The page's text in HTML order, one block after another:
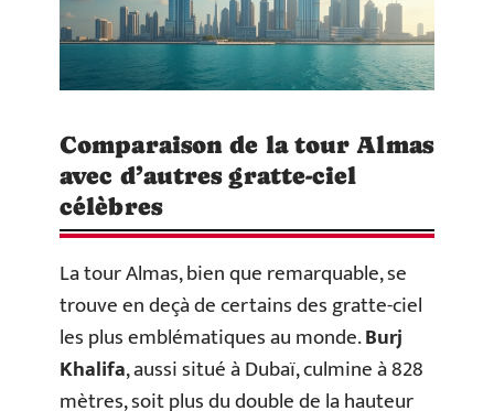
Comparaison de la tour Almas
avec d’autres gratte-ciel
célèbres
La tour Almas, bien que remarquable, se
trouve en deçà de certains des gratte-ciel
les plus emblématiques au monde.Burj
Khalifa, aussi situé à Dubaï, culmine à 828
mètres, soit plus du double de la hauteur